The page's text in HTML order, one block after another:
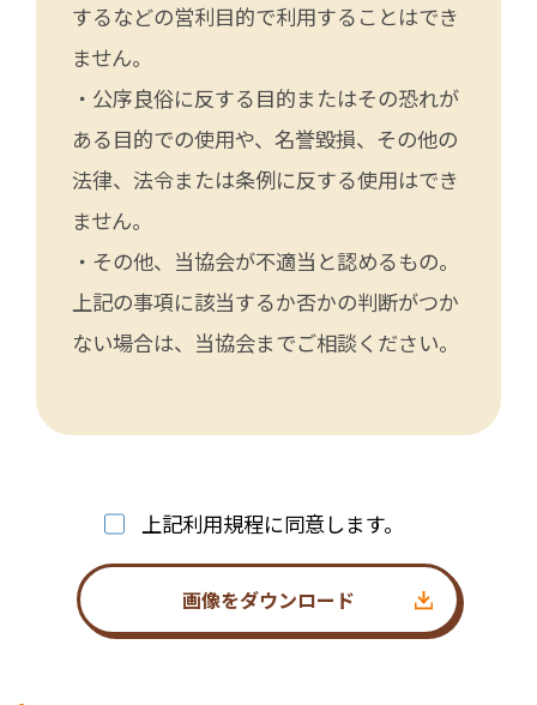
するなどの営利目的で利用することはでき
ません。
・公序良俗に反する目的またはその恐れが
ある目的での使用や、名誉毀損、その他の
法律、法令または条例に反する使用はでき
ません。
・その他、当協会が不適当と認めるもの。
上記の事項に該当するか否かの判断がつか
ない場合は、当協会までご相談ください。
上記利用規程に同意します。
画像をダウンロード